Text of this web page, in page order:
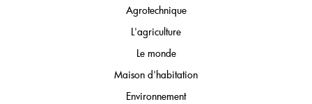
Agrotechnique
L'agriculture
Le monde
Maison d'habitation
Environnement